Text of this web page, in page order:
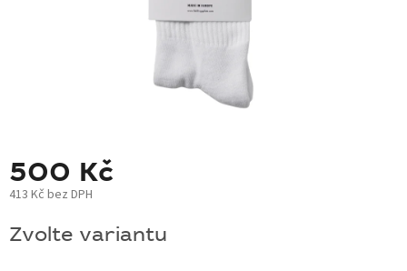
KONTAKTY
500 Kč
413 Kč bez DPH
cena:
Zvolte variantu